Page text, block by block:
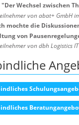
"Der Wechsel zwischen
von abat+ GmbH
mochte die
von
von dbh Logistics